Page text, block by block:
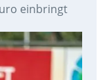
einbringt